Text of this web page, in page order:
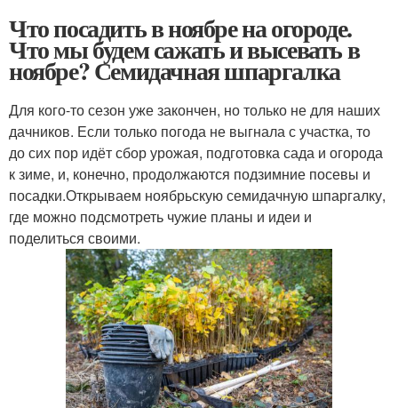
Что посадить в ноябре на огороде.
Что мы будем сажать и высевать в
ноябре? Семидачная шпаргалка
Для кого-то сезон уже закончен, но только не для наших
дачников. Если только погода не выгнала с участка, то
до сих пор идёт сбор урожая, подготовка сада и огорода
к зиме, и, конечно, продолжаются подзимние посевы и
посадки.Открываем ноябрьскую семидачную шпаргалку,
где можно подсмотреть чужие планы и идеи и
поделиться своими.